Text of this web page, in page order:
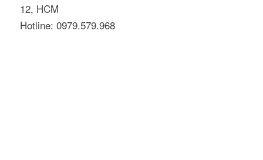
12, HCM
Hotline: 0979.579.968